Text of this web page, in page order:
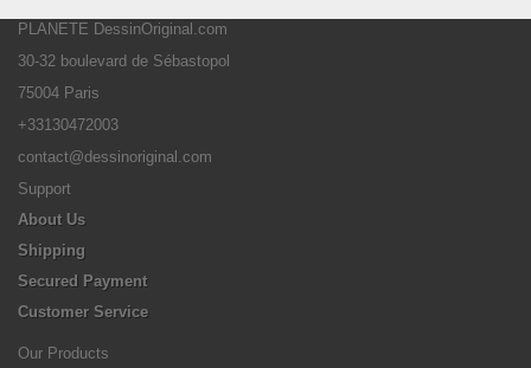
PLANETE DessinOriginal.com
30-32 boulevard de Sébastopol
75004 Paris
+33130472003
contact@dessinoriginal.com
Support
About Us
Shipping
Secured Payment
Customer Service
Our Products